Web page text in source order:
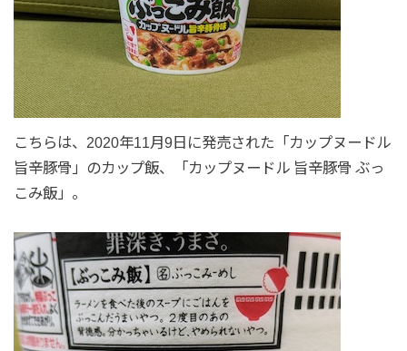
こちらは、2020年11月9日に発売された「カップヌードル
旨辛豚骨」のカップ飯、「カップヌードル 旨辛豚骨 ぶっ
こみ飯」。